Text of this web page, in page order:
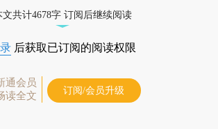
文共计4678字 订阅后继续阅读
后获取已订阅的阅读权限
通会员
读全文
订阅/会员升级